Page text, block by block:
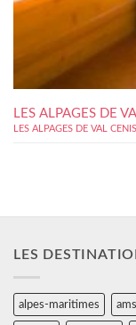
LES ALPAGES DE
LES ALPAGES DE VAL
LES
alpes-maritimes